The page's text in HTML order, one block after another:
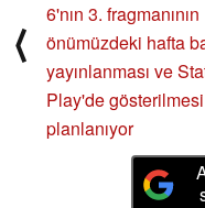
⟨
6'nın 3. fragmanının
önümüzdeki hafta
yayınlanması ve
Play'de gösterilmesi
planlanıyor